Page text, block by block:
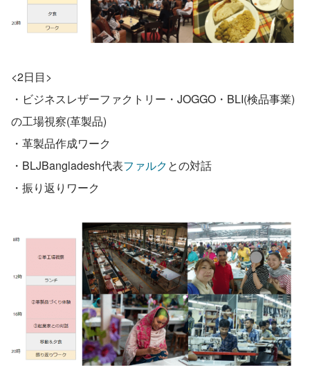
<2日目>
・ビジネスレザーファクトリー・JOGGO・BLI(検品事業)
の工場視察(革製品)
・革製品作成ワーク
・BLJBangladesh代表ファルクとの対話
・振り返りワーク